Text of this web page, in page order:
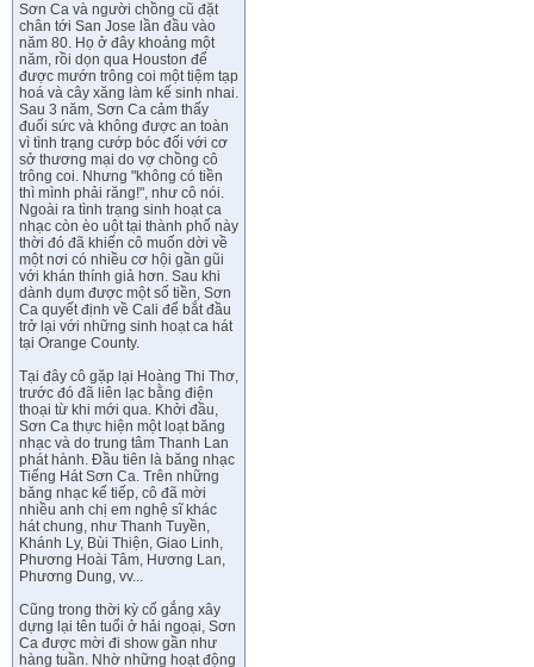
Sơn Ca và người chồng cũ đặt
chân tới San Jose lần đầu vào
năm 80. Họ ở đây khoảng một
năm, rồi dọn qua Houston để
được mướn trông coi một tiệm tạp
hoá và cây xăng làm kế sinh nhai.
Sau 3 năm, Sơn Ca cảm thấy
đuối sức và không được an toàn
vì tình trạng cướp bóc đối với cơ
sở thương mại do vợ chồng cô
trông coi. Nhưng "không có tiền
thì mình phải răng!", như cô nói.
Ngoài ra tình trạng sinh hoạt ca
nhạc còn èo uột tại thành phố này
thời đó đã khiến cô muốn dời về
một nơi có nhiều cơ hội gần gũi
với khán thính giả hơn. Sau khi
dành dụm được một số tiền, Sơn
Ca quyết định về Cali để bắt đầu
trở lại với những sinh hoạt ca hát
tại Orange County.
Tại đây cô gặp lại Hoàng Thi Thơ,
trước đó đã liên lạc bằng điện
thoại từ khi mới qua. Khởi đầu,
Sơn Ca thực hiện một loạt băng
nhạc và do trung tâm Thanh Lan
phát hành. Đầu tiên là băng nhạc
Tiếng Hát Sơn Ca. Trên những
băng nhạc kế tiếp, cô đã mời
nhiều anh chị em nghệ sĩ khác
hát chung, như Thanh Tuyền,
Khánh Ly, Bùi Thiện, Giao Linh,
Phương Hoài Tâm, Hương Lan,
Phương Dung, vv...
Cũng trong thời kỳ cố gắng xây
dựng lại tên tuổi ở hải ngoại, Sơn
Ca được mời đi show gần như
hàng tuần. Nhờ những hoạt động